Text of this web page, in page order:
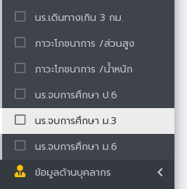
นร.เดินทางเกิน 3 กม.
ภาวะโภชนาการ /ส่วนสูง
ภาวะโภชนาการ /น้ำหนัก
นร.จบการศึกษา ป.6
นร.จบการศึกษา ม.3
นร.จบการศึกษา ม.6
ข้อมูลด้านบุคลากร